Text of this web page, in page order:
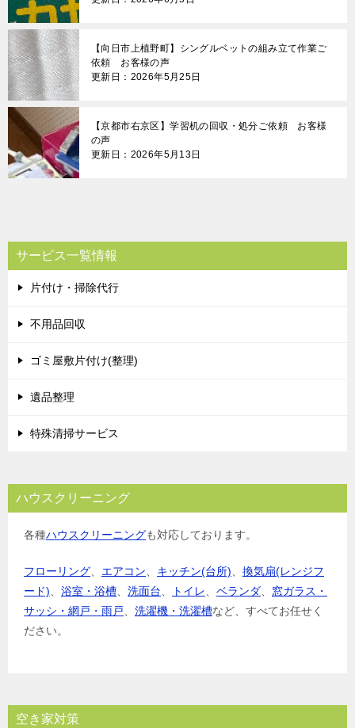
【向日市上植野町】シングルベットの組み立て作業ご
依頼 お客様の声
更新日：2026年5月25日
【京都市右京区】学習机の回収・処分ご依頼 お客様
の声
更新日：2026年5月13日
サービス一覧情報
片付け・掃除代行
不用品回収
ゴミ屋敷片付け(整理)
遺品整理
特殊清掃サービス
ハウスクリーニング
各種ハウスクリーニングも対応しております。
フローリング、 エアコン、 キッチン(台所)、 換気扇(レンジフ
ード)、 浴室・浴槽、 洗面台、 トイレ、 ベランダ、 窓ガラス・
サッシ・網戸・雨戸、 洗濯機・洗濯槽など、すべてお任せく
ださい。
空き家対策